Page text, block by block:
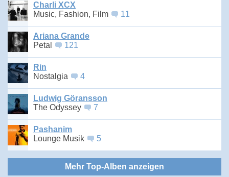
Charli XCX
Music, Fashion, Film
11
Ariana Grande
Petal
121
Rin
Nostalgia
4
Ludwig Göransson
The Odyssey
7
Pashanim
Lounge Musik
5
Mehr Top-Alben anzeigen